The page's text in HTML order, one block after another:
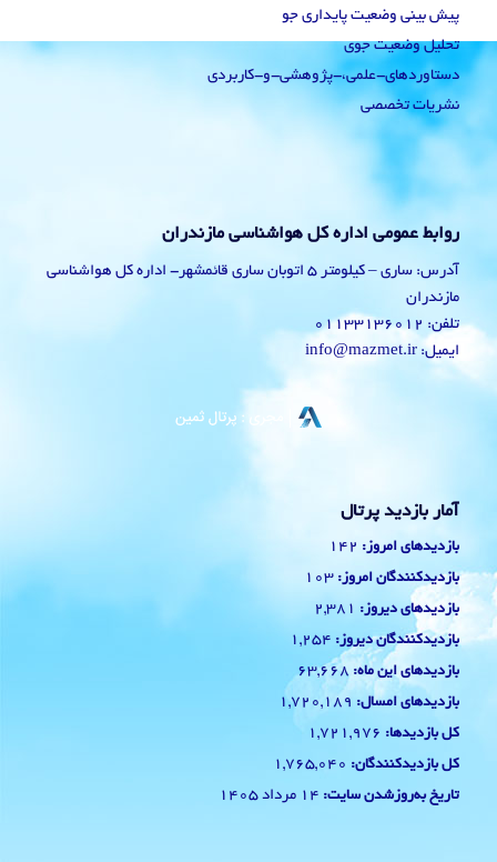
پیش بینی وضعیت پایداری جو
تحلیل وضعیت جوی
دستاوردهای-علمی،-پژوهشی-و-کاربردی
نشریات تخصصی
روابط عمومی اداره کل هواشناسی مازندران
آدرس: ساری – کیلومتر 5 اتوبان ساری قائمشهر- اداره کل هواشناسی
مازندران
تلفن: 01133136012
ایمیل: info@mazmet.ir
آمار بازدید پرتال
بازدیدهای امروز: 142
بازدیدکنندگان امروز: 103
بازدیدهای دیروز: 2,381
بازدیدکنندگان دیروز: 1,254
بازدیدهای این ماه: 63,668
بازدیدهای امسال: 1,720,189
کل بازدیدها: 1,721,976
کل بازدیدکنند‌گان: 1,765,040
تاریخ به‌روزشدن سایت: 14 مرداد 1405